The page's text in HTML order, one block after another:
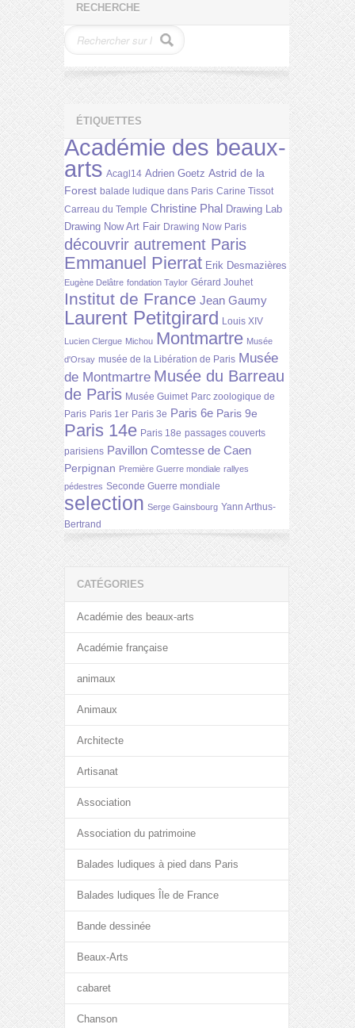
RECHERCHE
ÉTIQUETTES
Académie des beaux-
arts Acagl14 Adrien Goetz Astrid de la
Forest balade ludique dans Paris Carine Tissot
Carreau du Temple Christine Phal Drawing Lab
Drawing Now Art Fair Drawing Now Paris
découvrir autrement Paris
Emmanuel Pierrat Erik Desmazières
Eugène Delâtre fondation Taylor Gérard Jouhet
Institut de France Jean Gaumy
Laurent Petitgirard Louis XIV
Lucien Clergue Michou Montmartre Musée
d'Orsay musée de la Libération de Paris Musée
de Montmartre Musée du Barreau
de Paris Musée Guimet Parc zoologique de
Paris Paris 1er Paris 3e Paris 6e Paris 9e
Paris 14e Paris 18e passages couverts
parisiens Pavillon Comtesse de Caen
Perpignan Première Guerre mondiale rallyes
pédestres Seconde Guerre mondiale
selection Serge Gainsbourg Yann Arthus-
Bertrand
CATÉGORIES
Académie des beaux-arts
Académie française
animaux
Animaux
Architecte
Artisanat
Association
Association du patrimoine
Balades ludiques à pied dans Paris
Balades ludiques Île de France
Bande dessinée
Beaux-Arts
cabaret
Chanson